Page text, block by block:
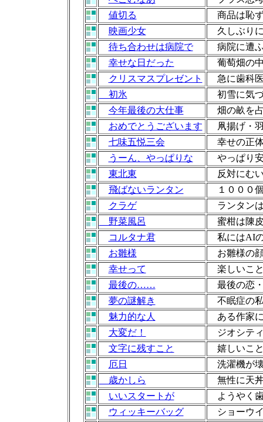
値切る
商品は恥
映画少女
久しぶり
待ち合わせは病院で
病院に遭
幸せな日だった
葡萄畑の中
クリスマスプレゼント
急に歯科
初氷
初雪に気づ
今年最後の大仕事
畑の畝を
おめでとうございます
凧揚げ・
七味五悦三会
幸せの正
うーん、やっぱりな
やっぱり
東北東
反対にむい
飛ばないランタン
１０００個
クラゲ
ランタン
野菜風呂
蜜柑は陳皮
コルタナ君
私にはAIの
お雛様
お雛様の
幸せって
楽しいこと
最後の……
最後の恋
夢の謎解き
不眠症の私
魅力的な人
ある作家
大変だ！
ジオシティ
文字に残すこと
嬉しいこと
厄日
洗濯機が
歳かしら
無性に天
いいスタートが
ようやく歯
ウィッキーバッグ
ショーウイ